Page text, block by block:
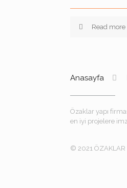
Read more
Anasayfa
Özaklar yapı
en iyi projelere
© 2021 ÖZAKLAR